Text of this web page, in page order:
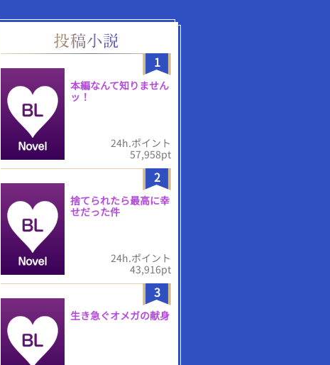
1
本編なんて知りません
ッ！
24h.ポイント
57,958pt
2
捨てられたら最高に幸
せだった件
24h.ポイント
43,916pt
3
生き急ぐオメガの献身